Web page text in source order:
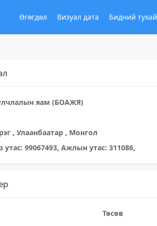
Өгөгдөл Визуал дата Бидний тухай
яам (БОАЖЯ)
, Улаанбаатар , Монгол
99067493, Ажлын утас: 311086,
Төсөв